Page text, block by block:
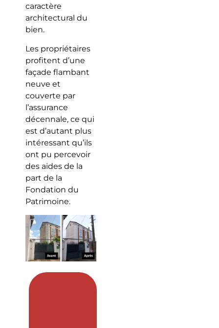
caractère
architectural du
bien.
Les propriétaires
profitent d’une
façade flambant
neuve et
couverte par
l’assurance
décennale, ce qui
est d’autant plus
intéressant qu’ils
ont pu percevoir
des aides de la
part de la
Fondation du
Patrimoine.